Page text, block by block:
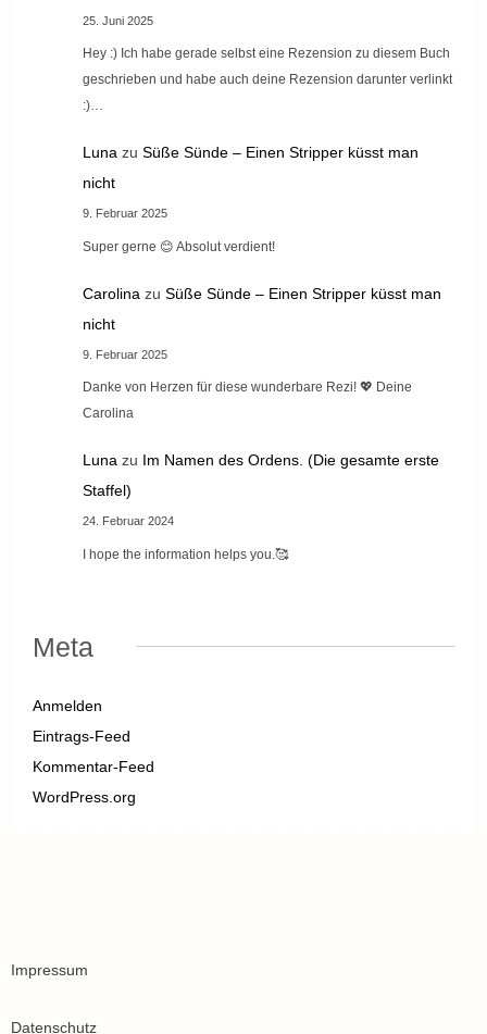
25. Juni 2025
Hey :) Ich habe gerade selbst eine Rezension zu diesem Buch
geschrieben und habe auch deine Rezension darunter verlinkt
:)…
Lunazu Süße Sünde – Einen Stripper küsst man
nicht
9. Februar 2025
Super gerne 😊 Absolut verdient!
Carolina zu Süße Sünde – Einen Stripper küsst man
nicht
9. Februar 2025
Danke von Herzen für diese wunderbare Rezi! 💖 Deine
Carolina
Lunazu Im Namen des Ordens. (Die gesamte erste
Staffel)
24. Februar 2024
I hope the information helps you.🥰
Meta
Anmelden
Eintrags-Feed
Kommentar-Feed
WordPress.org
Impressum
Datenschutz